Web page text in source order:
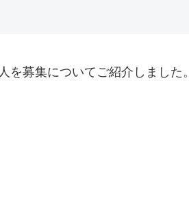
募集についてご紹介しました。